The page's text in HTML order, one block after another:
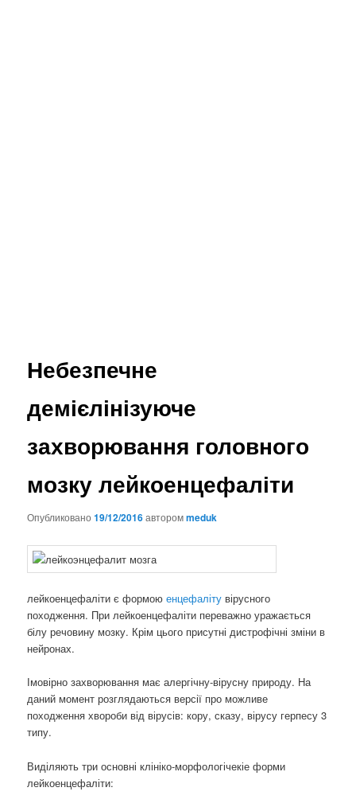
Небезпечне
демієлінізуюче
захворювання головного
мозку лейкоенцефаліти
Опубликовано19/12/2016авторомmeduk
лейкоенцефаліти є формоюенцефаліту вірусного
походження. При лейкоенцефаліти переважно уражається
білу речовину мозку. Крім цього присутні дистрофічні зміни в
нейронах.
Імовірно захворювання має алергічну-вірусну природу. На
даний момент розглядаються версії про можливе
походження хвороби від вірусів: кору, сказу, вірусу герпесу 3
типу.
Виділяють три основні клініко-морфологічекіе форми
лейкоенцефаліти: